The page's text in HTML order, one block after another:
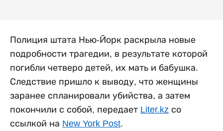
Полиция штата Нью-Йорк раскрыла новые
подробности трагедии, в результате которой
погибли четверо детей, их мать и бабушка.
Следствие пришло к выводу, что женщины
заранее спланировали убийства, а затем
покончили с собой, передает Liter.kz со
ссылкой на New York Post.